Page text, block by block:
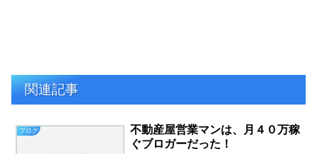
関連記事
ブログ
不動産屋営業マンは、月４０万稼
ぐブロガーだった！